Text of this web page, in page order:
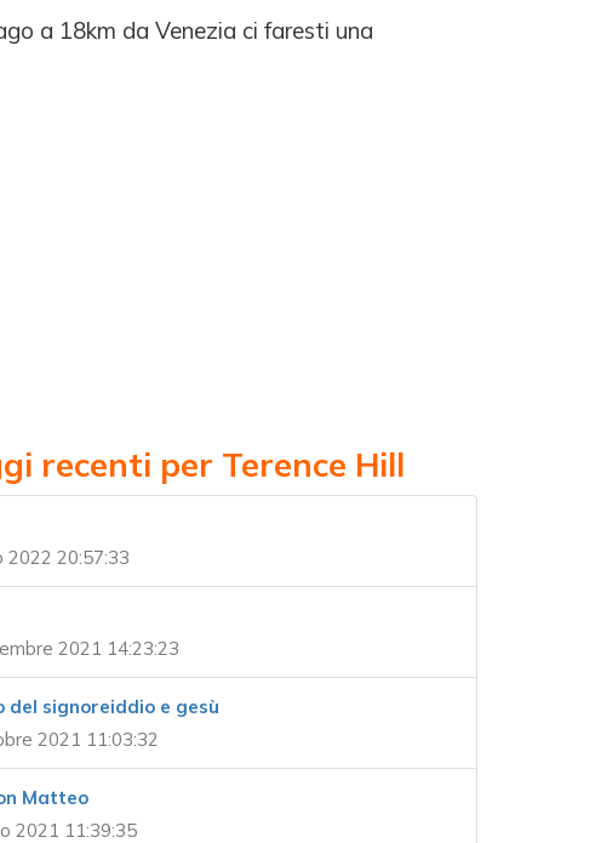
a 18km da Venezia ci faresti una
recenti per Terence Hill
20:57:33
2021 14:23:23
del signoreiddio e gesù
2021 11:03:32
Matteo
2021 11:39:35